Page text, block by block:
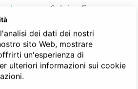
per
e
Sabrina F
o
Marco P
dei dati dei nostri
sito Web, mostrare
un'esperienza di
ulteriori informazioni sui cookie